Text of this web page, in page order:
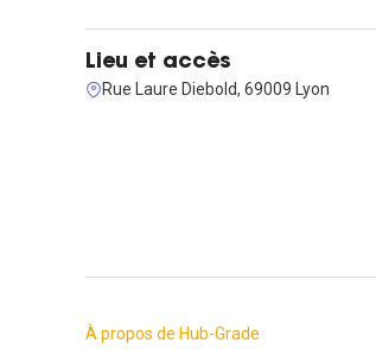
Lieu et accès
Rue Laure Diebold, 69009 Lyon
À propos de Hub-Grade